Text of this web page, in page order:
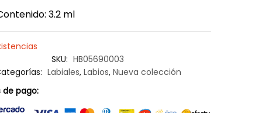
3.2 ml
SKU: HB05690003
Labiales, Labios, Nueva colección
de pago: